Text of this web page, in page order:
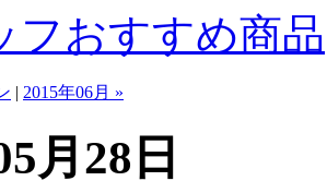
フおすすめ商品
| 2015年06月 »
月28日